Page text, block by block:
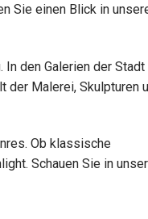
Sie einen Blick in
den Galerien der
der Malerei, Skulpturen
Ob klassische
Schauen Sie in